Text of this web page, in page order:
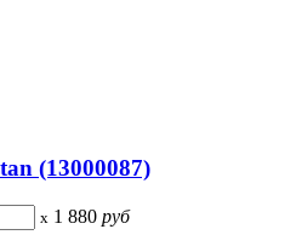
(13000087)
x 1 880 руб